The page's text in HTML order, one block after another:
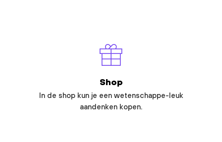
Shop
In de shop kun je een wetenschappe-leuk
aandenken kopen.